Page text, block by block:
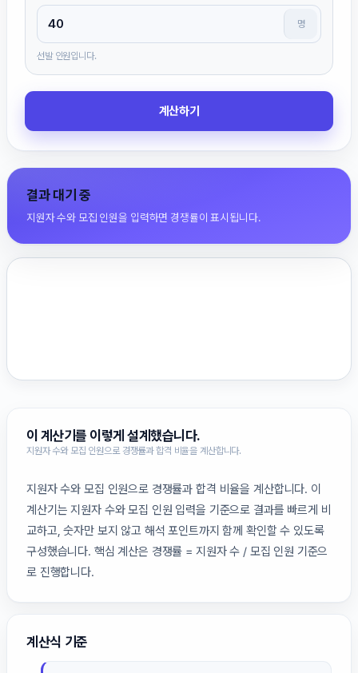
명
선발 인원입니다.
계산하기
결과 대기 중
지원자 수와 모집 인원을 입력하면 경쟁률이 표시됩니다.
이 계산기를 이렇게 설계했습니다.
지원자 수와 모집 인원으로 경쟁률과 합격 비율을 계산합니다.
지원자 수와 모집 인원으로 경쟁률과 합격 비율을 계산합니다. 이
계산기는 지원자 수와 모집 인원 입력을 기준으로 결과를 빠르게 비
교하고, 숫자만 보지 않고 해석 포인트까지 함께 확인할 수 있도록
구성했습니다. 핵심 계산은 경쟁률 = 지원자 수 / 모집 인원 기준으
로 진행합니다.
계산식 기준